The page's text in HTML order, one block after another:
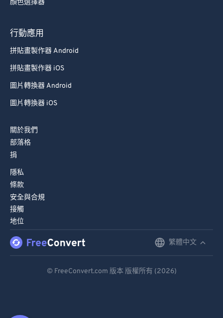
顏色選擇器
行動應用
拼貼畫製作器 Android
拼貼畫製作器 iOS
圖片轉換器 Android
圖片轉換器 iOS
關於我們
部落格
捐
隱私
條款
安全與合規
接觸
地位
繁體中文
© FreeConvert.com 版本 版權所有 (2026)